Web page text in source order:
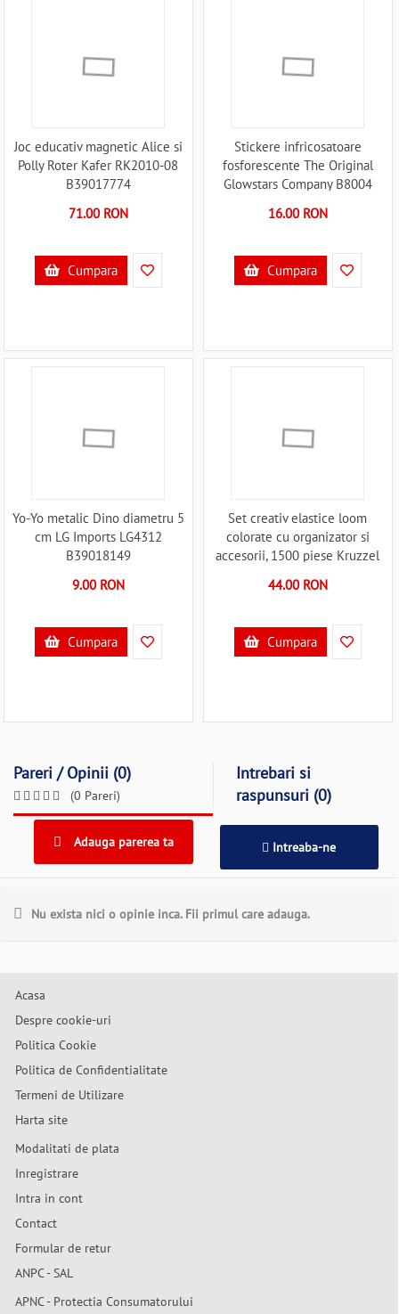
Joc educativ magnetic Alice si
Polly Roter Kafer RK2010-08
B39017774
71.00 RON
Cumpara
Stickere infricosatoare
fosforescente The Original
Glowstars Company B8004
16.00 RON
Cumpara
Yo-Yo metalic Dino diametru 5
cm LG Imports LG4312
B39018149
9.00 RON
Cumpara
Set creativ elastice loom
colorate cu organizator si
accesorii, 1500 piese Kruzzel
44.00 RON
Cumpara
Pareri / Opinii (0)
(0 Pareri)
Intrebari si
raspunsuri (0)
Adauga parerea ta Intreaba-ne
Nu exista nici o opinie inca. Fii primul care adauga.
Acasa
Despre cookie-uri
Politica Cookie
Politica de Confidentialitate
Termeni de Utilizare
Harta site
Modalitati de plata
Inregistrare
Intra in cont
Contact
Formular de retur
ANPC - SAL
APNC - Protectia Consumatorului